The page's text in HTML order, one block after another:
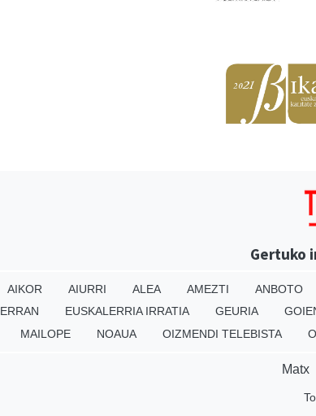
Gertuko
AIKOR AIURRI ALEA AMEZTI ANBOTO
ERRAN EUSKALERRIA IRRATIA GEURIA
MAILOPE NOAUA OIZMENDI TELEBISTA
Matx